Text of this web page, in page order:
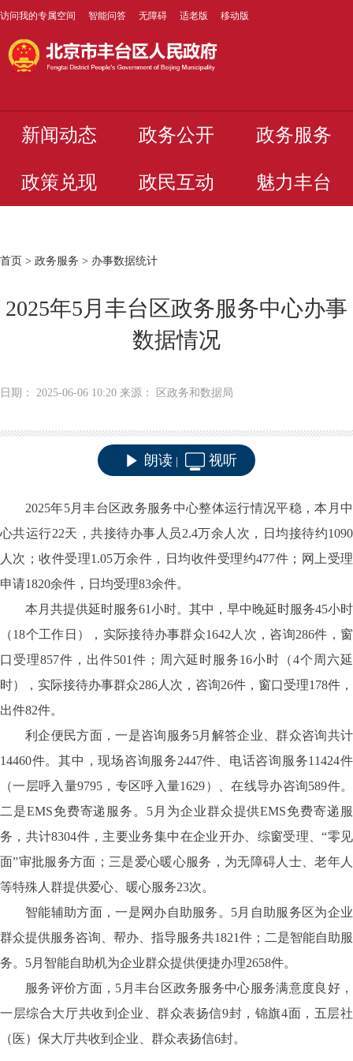
访问我的专属空间 智能问答 无障碍 适老版 移动版
新闻动态 政务公开 政务服务
政策兑现 政民互动 魅力丰台
首页 > 政务服务 > 办事数据统计
2025年5月丰台区政务服务中心办事
数据情况
日期： 2025-06-06 10:20 来源： 区政务和数据局
朗读 视听
2025年5月丰台区政务服务中心整体运行情况平稳，本月中
心共运行22天，共接待办事人员2.4万余人次，日均接待约1090
人次；收件受理1.05万余件，日均收件受理约477件；网上受理
申请1820余件，日均受理83余件。
本月共提供延时服务61小时。其中，早中晚延时服务45小时
（18个工作日），实际接待办事群众1642人次，咨询286件，窗
口受理857件，出件501件；周六延时服务16小时（4个周六延
时），实际接待办事群众286人次，咨询26件，窗口受理178件，
出件82件。
利企便民方面，一是咨询服务5月解答企业、群众咨询共计
14460件。其中，现场咨询服务2447件、电话咨询服务11424件
（一层呼入量9795，专区呼入量1629）、在线导办咨询589件。
二是EMS免费寄递服务。5月为企业群众提供EMS免费寄递服
务，共计8304件，主要业务集中在企业开办、综窗受理、“零见
面”审批服务方面；三是爱心暖心服务，为无障碍人士、老年人
等特殊人群提供爱心、暖心服务23次。
智能辅助方面，一是网办自助服务。5月自助服务区为企业
群众提供服务咨询、帮办、指导服务共1821件；二是智能自助服
务。5月智能自助机为企业群众提供便捷办理2658件。
服务评价方面，5月丰台区政务服务中心服务满意度良好，
一层综合大厅共收到企业、群众表扬信9封，锦旗4面，五层社
（医）保大厅共收到企业、群众表扬信6封。